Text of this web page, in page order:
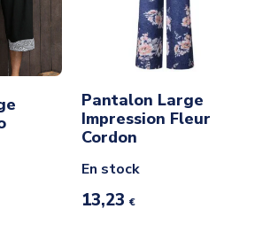
Pantalon Large
Impression Fleur
Cordon
En stock
13,23 €